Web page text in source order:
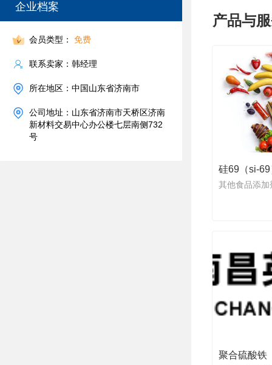
企业档案
会员类型： 免费
联系卖家：韩经理
所在地区：中国山东省济南市
公司地址：山东省济南市天桥区济南
新材料交易中心办公楼七层南侧732
号
产品与
其他食品添加
聚合硫酸铁